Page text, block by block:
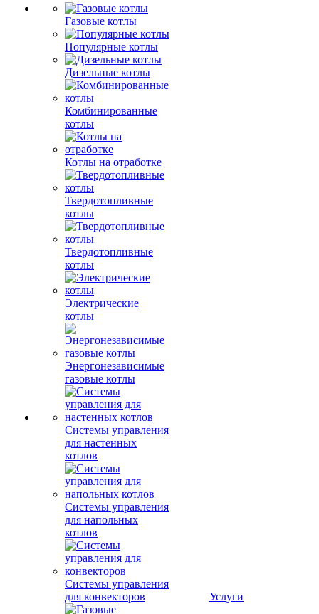
Газовые котлы
Популярные котлы
Дизельные котлы
Комбинированные
котлы
Котлы на отработке
Твердотопливные
котлы
Твердотопливные
котлы
Электрические
котлы
Энергонезависимые
газовые котлы
Системы управления
для настенных
котлов
Системы управления
для напольных
котлов
Системы управления
для конвекторов
Услуги